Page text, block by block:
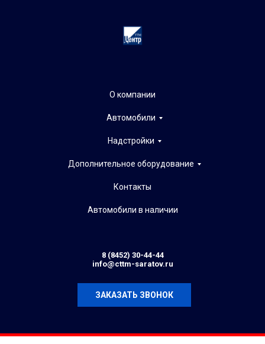
О компании
Автомобили
Надстройки
Дополнительное оборудование
Контакты
Автомобили в наличии
8 (8452) 30-44-44
info@cttm-saratov.ru
ЗАКАЗАТЬ ЗВОНОК